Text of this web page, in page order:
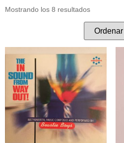
Mostrando los 8 resultados